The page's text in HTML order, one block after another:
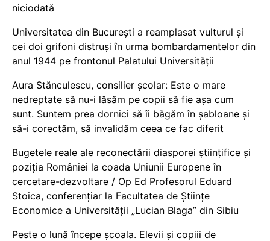
niciodată
Universitatea din București a reamplasat vulturul și
cei doi grifoni distruși în urma bombardamentelor din
anul 1944 pe frontonul Palatului Universității
Aura Stănculescu, consilier școlar: Este o mare
nedreptate să nu-i lăsăm pe copii să fie așa cum
sunt. Suntem prea dornici să îi băgăm în șabloane și
să-i corectăm, să invalidăm ceea ce fac diferit
Bugetele reale ale reconectării diasporei științifice și
poziția României la coada Uniunii Europene în
cercetare-dezvoltare / Op Ed Profesorul Eduard
Stoica, conferențiar la Facultatea de Științe
Economice a Universității „Lucian Blaga” din Sibiu
Peste o lună începe școala. Elevii și copiii de